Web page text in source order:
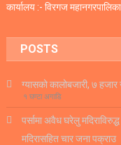
कार्यालय :- विरगज
POSTS
ग्यासको कालोबजारी, ७
१ घण्टा अगाडि
पर्सामा अवैध घरेलु
मदिरासहित चार जना पक्राउ